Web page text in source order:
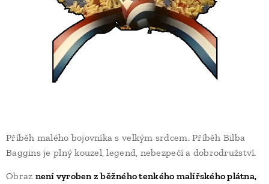
Příběh malého bojovníka s velkým srdcem. Příběh Bilba
Baggins je plný kouzel, legend, nebezpečí a dobrodružství.
Obraz není vyroben z běžného tenkého malířského plátna,